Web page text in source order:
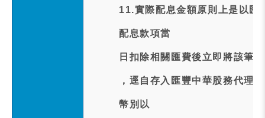
11.實際配息金額原則上是以匯
配息款項當
日扣除相關匯費後立即將該筆
，逕自存入匯豐中華股務代理
幣別以